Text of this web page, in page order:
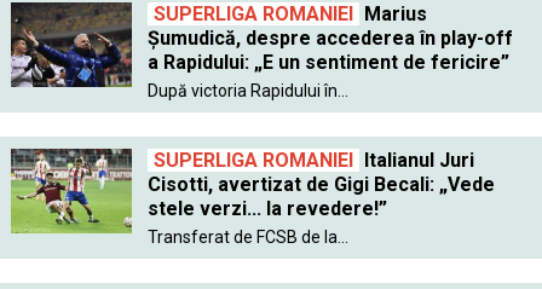
SUPERLIGA ROMANIEI Marius
Șumudică, despre accederea în play-off
a Rapidului: „E un sentiment de fericire”
După victoria Rapidului în...
SUPERLIGA ROMANIEI Italianul Juri
Cisotti, avertizat de Gigi Becali: „Vede
stele verzi... la revedere!”
Transferat de FCSB de la...